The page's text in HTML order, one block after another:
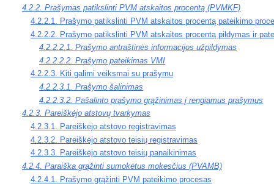
4.2.2. Prašymas patikslinti PVM atskaitos procentą (PVMKF)
4.2.2.1. Prašymo patikslinti PVM atskaitos procentą pateikimo
4.2.2.2. Prašymo patikslinti PVM atskaitos procentą pildymas ir
4.2.2.2.1. Prašymo antraštinės informacijos užpildymas
4.2.2.2.2. Prašymo pateikimas VMI
4.2.2.3. Kiti galimi veiksmai su prašymu
4.2.2.3.1. Prašymo šalinimas
4.2.2.3.2. Pašalinto prašymo grąžinimas į rengiamus prašymus
4.2.3. Pareiškėjo atstovų tvarkymas
4.2.3.1. Pareiškėjo atstovo registravimas
4.2.3.2. Pareiškėjo atstovo teisių registravimas
4.2.3.3. Pareiškėjo atstovo teisių panaikinimas
4.2.4. Paraiška grąžinti sumokėtus mokesčius (PVAMB)
4.2.4.1. Prašymo grąžinti PVM pateikimo procesas